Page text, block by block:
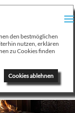
den bestmöglichen
nutzen, erklären
zu Cookies finden
Cookies ablehnen
- Reparatur
Heizkamine